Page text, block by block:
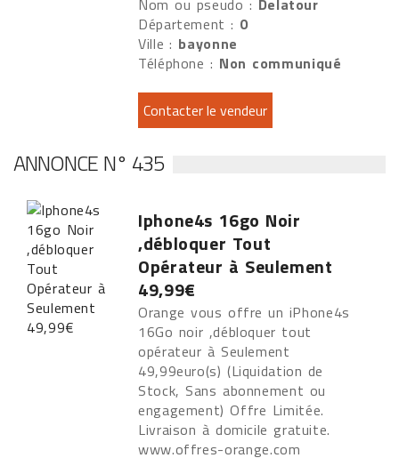
Nom ou pseudo : Delatour
Département : 0
Ville : bayonne
Téléphone : Non communiqué
ANNONCE N° 435
Iphone4s 16go Noir
,débloquer Tout
Opérateur à Seulement
49,99€
Orange vous offre un iPhone4s
16Go noir ,débloquer tout
opérateur à Seulement
49,99euro(s) (Liquidation de
Stock, Sans abonnement ou
engagement) Offre Limitée.
Livraison à domicile gratuite.
www.offres-orange.com